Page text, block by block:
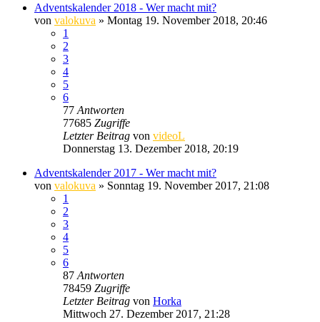
Adventskalender 2018 - Wer macht mit?
von valokuva » Montag 19. November 2018, 20:46
1
2
3
4
5
6
77 Antworten
77685 Zugriffe
Letzter Beitrag von videoL
Donnerstag 13. Dezember 2018, 20:19
Adventskalender 2017 - Wer macht mit?
von valokuva » Sonntag 19. November 2017, 21:08
1
2
3
4
5
6
87 Antworten
78459 Zugriffe
Letzter Beitrag von Horka
Mittwoch 27. Dezember 2017, 21:28